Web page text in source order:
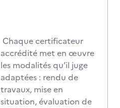
Chaque certificateur
accrédité met en œuvre
les modalités qu’il juge
adaptées : rendu de
travaux, mise en
situation, évaluation de